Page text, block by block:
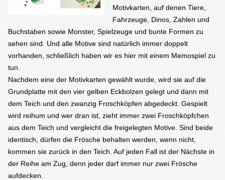
Motivkarten, auf denen Tiere,
Fahrzeuge, Dinos, Zahlen und
Buchstaben sowie Monster, Spielzeuge und bunte Formen zu
sehen sind. Und alle Motive sind natürlich immer doppelt
vorhanden, schließlich haben wir es hier mit einem Memospiel zu
tun.
Nachdem eine der Motivkarten gewählt wurde, wird sie auf die
Grundplatte mit den vier gelben Eckbolzen gelegt und dann mit
dem Teich und den zwanzig Froschköpfen abgedeckt. Gespielt
wird reihum und wer dran ist, zieht immer zwei Froschköpfchen
aus dem Teich und vergleicht die freigelegten Motive. Sind beide
identisch, dürfen die Frösche behalten werden, wenn nicht,
kommen sie zurück in den Teich. Auf jeden Fall ist der Nächste in
der Reihe am Zug, denn jeder darf immer nur zwei Frösche
aufdecken.